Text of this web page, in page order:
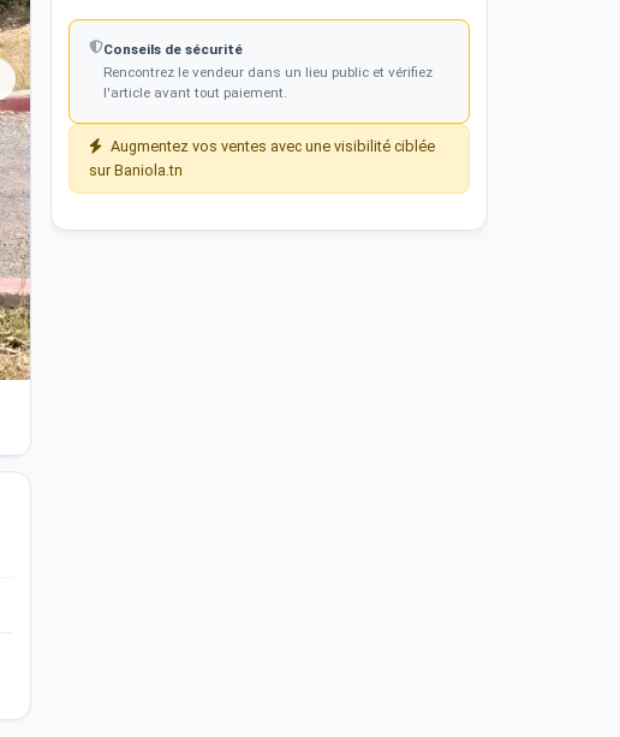
Conseils de sécurité
Rencontrez le vendeur dans un lieu public et vérifiez
l'article avant tout paiement.
Augmentez vos ventes avec une visibilité ciblée
sur Baniola.tn